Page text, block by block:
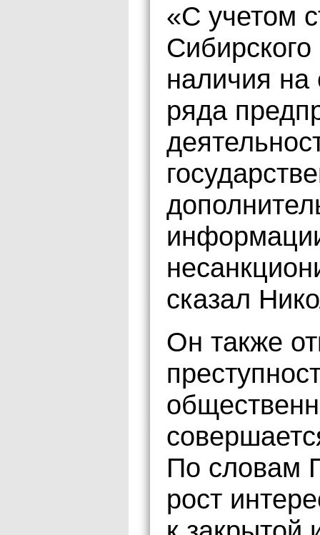
«С учетом
наличия на
ряда
сказал
Он также
По словам
рост